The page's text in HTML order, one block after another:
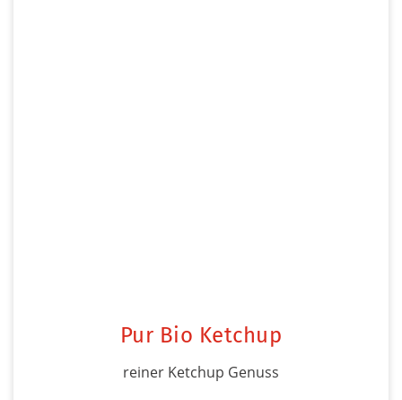
Pur Bio Ketchup
reiner Ketchup Genuss